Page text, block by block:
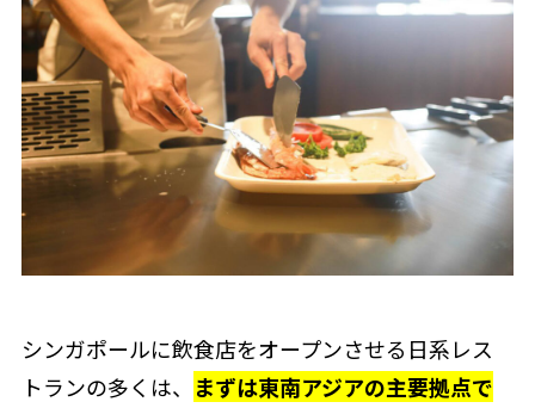
シンガポールに飲食店をオープンさせる日系レス
トランの多くは、
まずは東南アジアの主要拠点で